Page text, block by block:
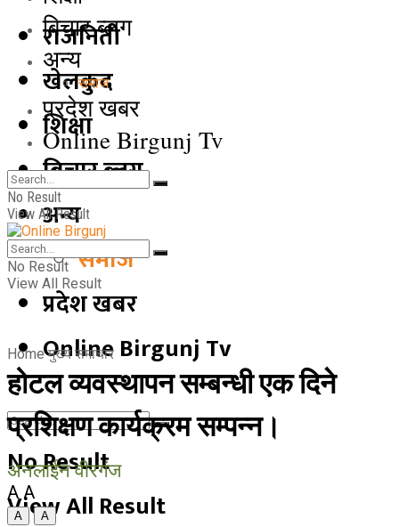
राजनिती
खेलकुद
शिक्षा
बिचार ब्लग
अन्य
समाज
प्रदेश खबर
Online Birgunj Tv
No Result
View All Result
बिचार ब्लग
अन्य
समाज
प्रदेश खबर
Online Birgunj Tv
No Result
View All Result
No Result
View All Result
Home मुख्य समाचार
होटल व्यवस्थापन सम्बन्धी एक दिने
प्रशिक्षण कार्यक्रम सम्पन्न।
अनलाईन वीरगंज
A A
A
A